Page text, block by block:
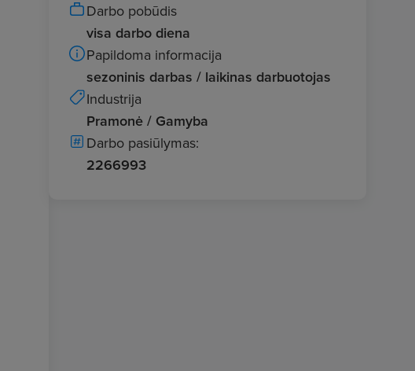
Darbo pobūdis
visa darbo diena
Papildoma informacija
sezoninis darbas / laikinas darbuotojas
Industrija
Pramonė / Gamyba
Darbo pasiūlymas:
2266993